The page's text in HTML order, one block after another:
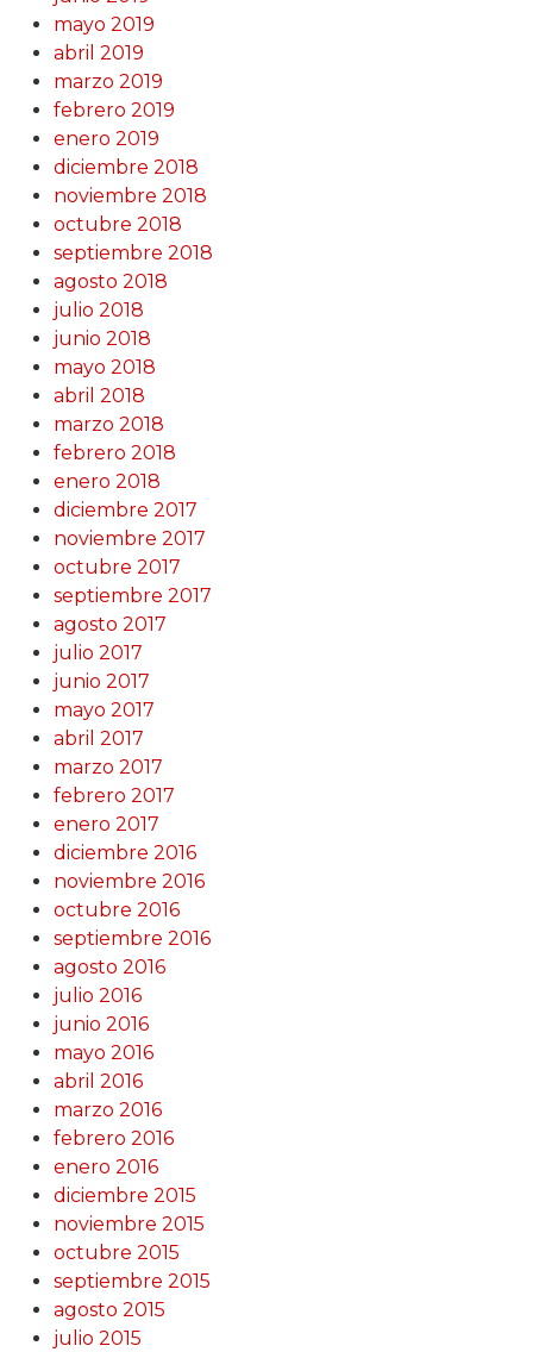
mayo 2019
abril 2019
marzo 2019
febrero 2019
enero 2019
diciembre 2018
noviembre 2018
octubre 2018
septiembre 2018
agosto 2018
julio 2018
junio 2018
mayo 2018
abril 2018
marzo 2018
febrero 2018
enero 2018
diciembre 2017
noviembre 2017
octubre 2017
septiembre 2017
agosto 2017
julio 2017
junio 2017
mayo 2017
abril 2017
marzo 2017
febrero 2017
enero 2017
diciembre 2016
noviembre 2016
octubre 2016
septiembre 2016
agosto 2016
julio 2016
junio 2016
mayo 2016
abril 2016
marzo 2016
febrero 2016
enero 2016
diciembre 2015
noviembre 2015
octubre 2015
septiembre 2015
agosto 2015
julio 2015